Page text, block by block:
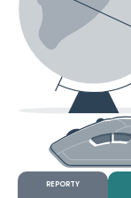
REPORTY